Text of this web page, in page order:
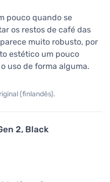
pouco quando se
os restos de café das
muito robusto, por
estético um pouco
uso de forma alguma.
(finlandês).
2, Black